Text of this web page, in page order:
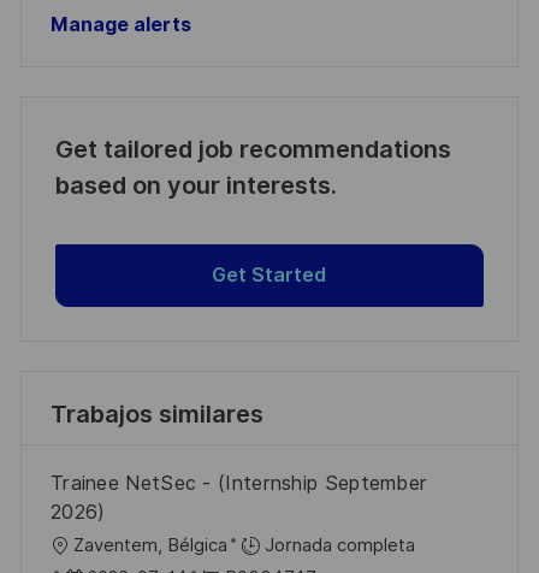
Manage alerts
Get tailored job recommendations
based on your interests.
Get Started
Trabajos similares
Trainee NetSec - (Internship September
2026)
U Zaventem, Bélgica
Jornada completa